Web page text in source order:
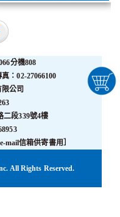
分機808
：02-27066100
限公司
二段339號4樓
mail信箱供寄書用］
All Rights Reserved.